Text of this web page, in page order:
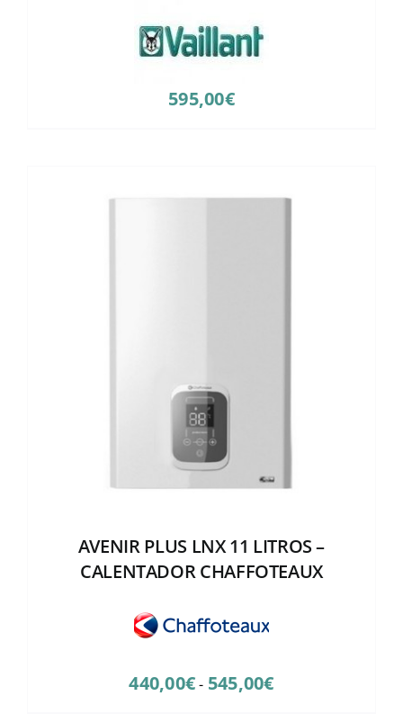
595,00€
AVENIR PLUS LNX 11 LITROS –
CALENTADOR CHAFFOTEAUX
440,00€- 545,00€Rango